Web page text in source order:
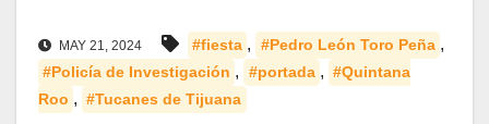
MAY 21, 2024 #fiesta , #Pedro León Toro Peña ,
#Policía de Investigación , #portada , #Quintana
Roo , #Tucanes de Tijuana